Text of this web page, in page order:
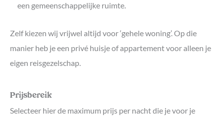
een gemeenschappelijke ruimte.
Zelf kiezen wij vrijwel altijd voor ‘gehele woning’. Op die
manier heb je een privé huisje of appartement voor alleen je
eigen reisgezelschap.
Prijsbereik
Selecteer hier de maximum prijs per nacht die je voor je